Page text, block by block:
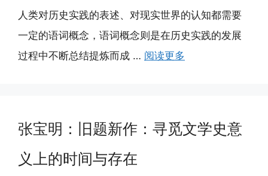
人类对历史实践的表述、对现实世界的认知都需要
一定的语词概念，语词概念则是在历史实践的发展
过程中不断总结提炼而成 … 阅读更多
张宝明：旧题新作：寻觅文学史意
义上的时间与存在